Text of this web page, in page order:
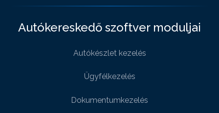
Autókereskedő szoftver moduljai
Autókészlet kezelés
Ügyfélkezelés
Dokumentumkezelés